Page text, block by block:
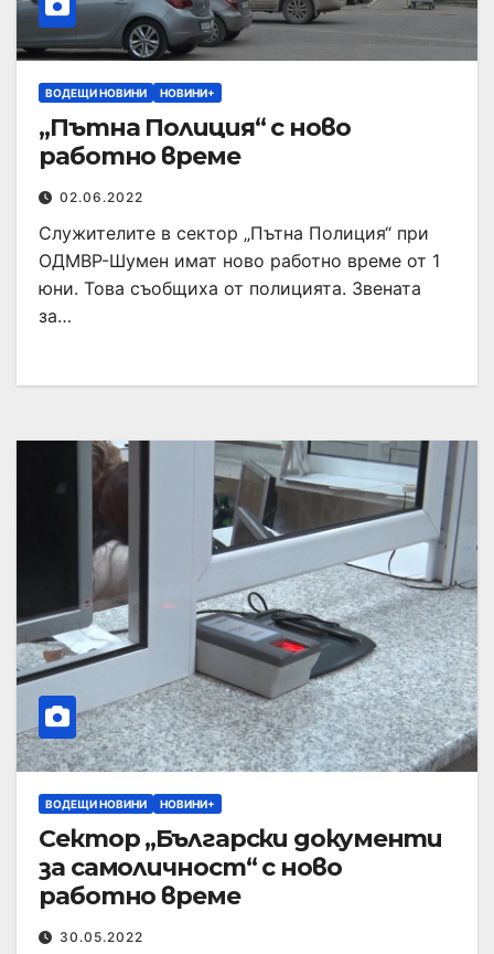
ВОДЕЩИ НОВИНИ НОВИНИ+
„Пътна Полиция“ с ново
работно време
02.06.2022
Служителите в сектор „Пътна Полиция“ при
ОДМВР-Шумен имат ново работно време от 1
юни. Това съобщиха от полицията. Звената
за…
ВОДЕЩИ НОВИНИ НОВИНИ+
Сектор „Български документи
за самоличност“ с ново
работно време
30.05.2022